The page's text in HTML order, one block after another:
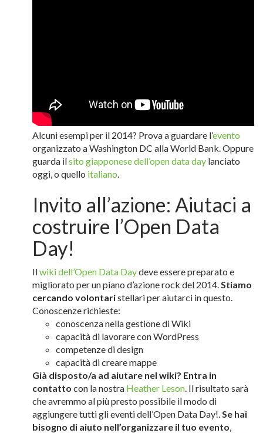
Alcuni esempi per il 2014? Prova a guardare l’evento
organizzato a Washington DC alla World Bank. Oppure
guarda ilsito giapponese dell’open data day lanciato
oggi, o quello italiano.
Invito all’azione: Aiutaci a
costruire l’Open Data
Day!
Ilwiki dell’Open Data Daydeve essere preparato e
migliorato per un piano d’azione rock del 2014.Stiamo
cercando volontaristellari per aiutarci in questo.
Conoscenze richieste:
conoscenza nella gestione di Wiki
capacità di lavorare con WordPress
competenze di design
capacità di creare mappe
Già disposto/a ad aiutare nel wiki? Entra in
contatto con la nostra Heather Leson. Il risultato sarà
che avremmo al più presto possibile il modo di
aggiungere tutti gli eventi dell’Open Data Day!.Se hai
bisogno di aiuto nell’organizzare il tuo evento,